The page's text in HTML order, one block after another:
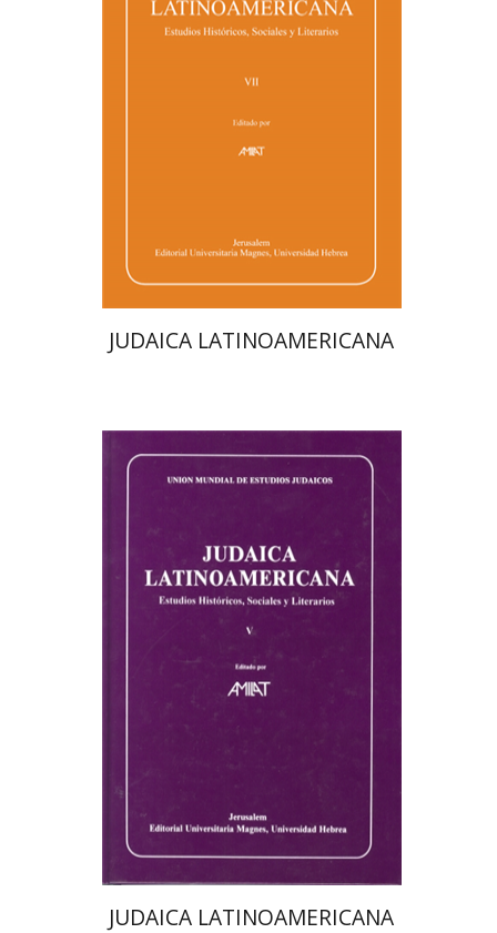
$85
$76
JUDAICA LATINOAMERICANA
פלורינדה פ.
אפרים זדוף
הנחת אתר ספר מודפס
$55
$50
JUDAICA LATINOAMERICANA